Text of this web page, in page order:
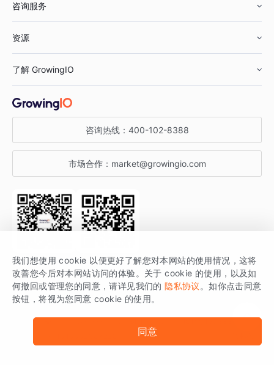
鞋服行业
汽车行业
金融行业
智能运营
获客分析
咨询服务
资源
增长公开课
增长博客
开发者文档
SDK 文档
场景指南
了解 GrowingIO
关于 GrowingIO
增长大会
行业活动
咨询热线： 400-102-8388
市场合作： market@growingio.com
关注公众号 获取更多干货
GrowingIO 是专注于数据智能分析与增长的品牌，核心平台为 GrowingIO
分析云。
版权所有 © 北京易数科技有限公司
我们想使用 cookie 以便更好了解您对本网站的使用情况，这将
改善您今后对本网站访问的体验。关于 cookie 的使用，以及如
何撤回或管理您的同意，请详见我们的 隐私协议 。如你点击同意
按钮，将视为您同意 cookie 的使用。
同意